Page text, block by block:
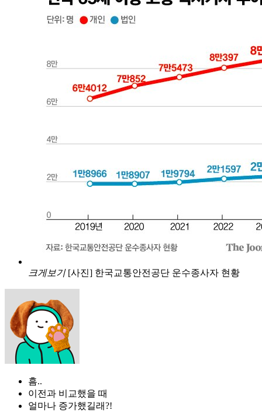
크게보기 [사진] 한국교통안전공단 운수종사자 현황
흠..
이전과 비교했을 때
얼마나 증가했길래?!